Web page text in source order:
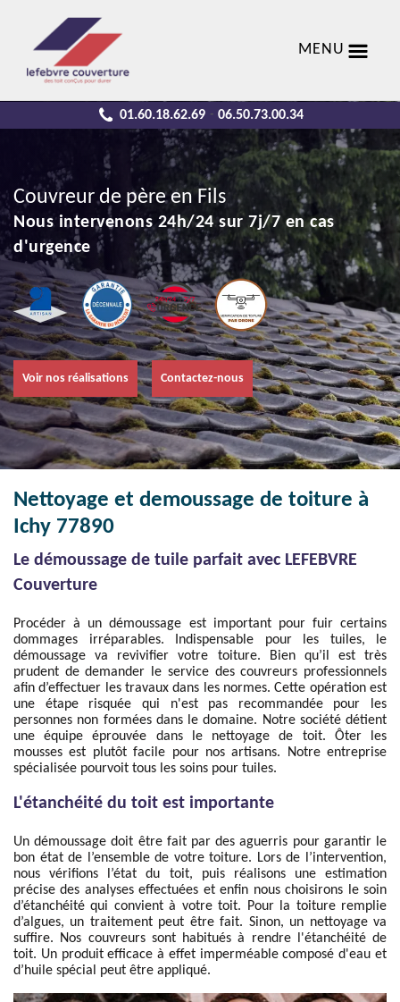
MENU
01.60.18.62.69 - 06.50.73.00.34
Couvreur de père en Fils
Nous intervenons 24h/24 sur 7j/7 en cas
d'urgence
Voir nos réalisations Contactez-nous
Nettoyage et demoussage de toiture à
Ichy 77890
Le démoussage de tuile parfait avec LEFEBVRE
Couverture
Procéder à un démoussage est important pour fuir certains
dommages irréparables. Indispensable pour les tuiles, le
démoussage va revivifier votre toiture. Bien qu’il est très
prudent de demander le service des couvreurs professionnels
afin d’effectuer les travaux dans les normes. Cette opération est
une étape risquée qui n'est pas recommandée pour les
personnes non formées dans le domaine. Notre société détient
une équipe éprouvée dans le nettoyage de toit. Ôter les
mousses est plutôt facile pour nos artisans. Notre entreprise
spécialisée pourvoit tous les soins pour tuiles.
L'étanchéité du toit est importante
Un démoussage doit être fait par des aguerris pour garantir le
bon état de l’ensemble de votre toiture. Lors de l’intervention,
nous vérifions l’état du toit, puis réalisons une estimation
précise des analyses effectuées et enfin nous choisirons le soin
d’étanchéité qui convient à votre toit. Pour la toiture remplie
d’algues, un traitement peut être fait. Sinon, un nettoyage va
suffire. Nos couvreurs sont habitués à rendre l'étanchéité de
toit. Un produit efficace à effet imperméable composé d'eau et
d’huile spécial peut être appliqué.